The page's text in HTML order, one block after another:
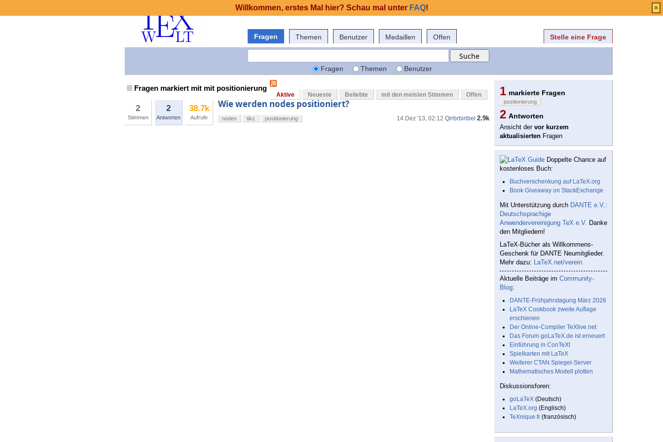
Fragen Themen Benutzer Medaillen Offen Stelle eine Frage
Fragen Themen Benutzer
Fragen markiert mit mit positionierung
Aktive Neueste Beliebte mit den meisten Stimmen Offen
2
Stimmen
2
Antworten
38.7k
Aufrufe
Wie werden nodes positioniert?
14 Dez '13, 02:12 Qrrbrbirlbel 2.9k
nodes tikz positionierung
1 markierte Fragen
positionierung
2 Antworten
Ansicht der vor kurzem
aktualisierten Fragen
Doppelte Chance auf
kostenloses Buch:
Buchverschenkung auf LaTeX.org
Book Giveaway on StackExchange
Mit Unterstützung durch DANTE e.V.:
Deutschsprachige
Anwendervereinigung TeX e.V. Danke
den Mitgliedern!
LaTeX-Bücher als Willkommens-
Geschenk für DANTE Neumitglieder.
Mehr dazu: LaTeX.net/verein
Aktuelle Beiträge im Community-
Blog:
DANTE-Frühjahrstagung März 2026
LaTeX Cookbook zweite Auflage
erschienen
Der Online-Compiler TeXlive.net
Das Forum goLaTeX.de ist erneuert
Einführung in ConTeXt
Spielkarten mit LaTeX
Weiterer CTAN Spiegel-Server
Mathematisches Modell plotten
Diskussionsforen:
goLaTeX (Deutsch)
LaTeX.org (Englisch)
TeXnique.fr (französisch)
Willkommen, erstes Mal hier? Schau mal unter FAQ! ×